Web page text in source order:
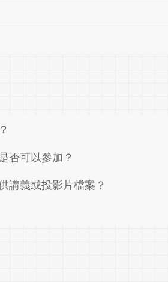
否可以參加？
講義或投影片檔案？